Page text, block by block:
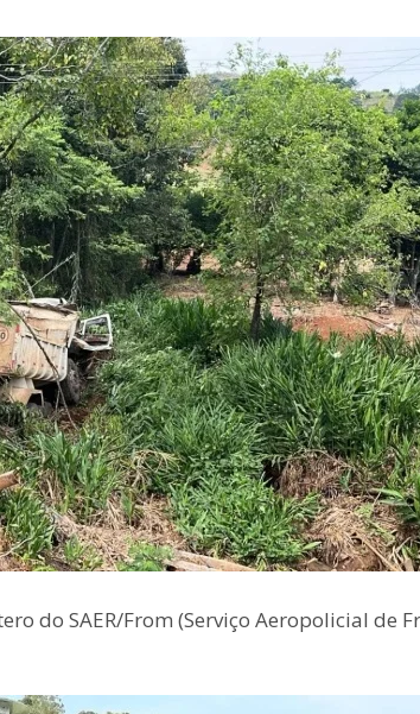
do SAER/From (Serviço Aeropolicial de